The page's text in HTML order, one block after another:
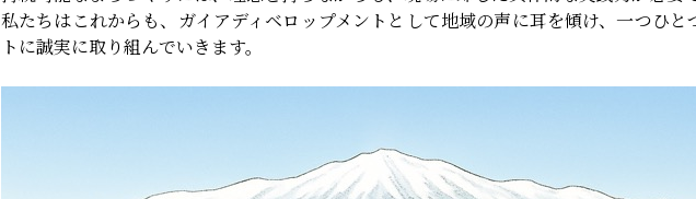
私たちはこれからも、ガイアディベロップメントとして地域の声に耳を傾け、一つひと
トに誠実に取り組んでいきます。